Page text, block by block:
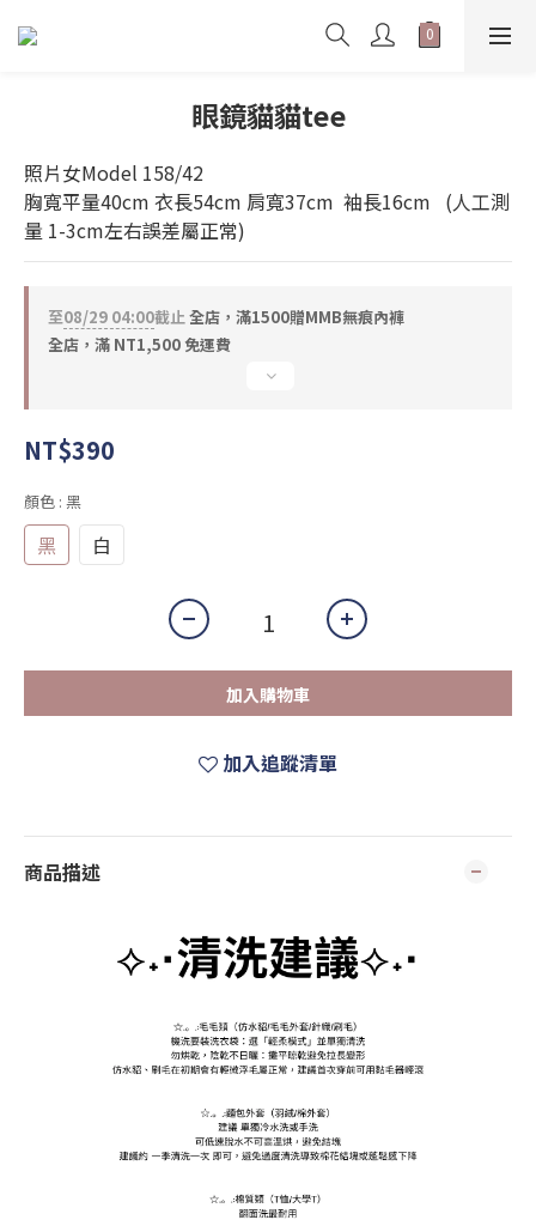
眼鏡貓貓tee
照片女Model 158/42
胸寬平量40cm 衣長54cm 肩寬37cm  袖長16cm   (人工測
量 1-3cm左右誤差屬正常)
至08/29 04:00截止全店，滿1500贈MMB無痕內褲
全店，滿 NT1,500 免運費
NT$390
顏色 : 黑
黑 白
加入購物車
加入追蹤清單
商品描述